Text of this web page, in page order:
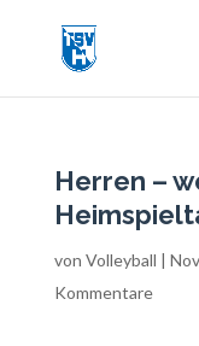
Herren –
von Volleyball |
Kommentare